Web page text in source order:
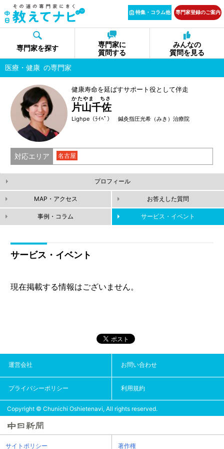
特集・コラム他 専門家登録のご案内
専門家を探す
専門家に
質問する
みんなの
質問を見る
医療・健康 の専門家
健康寿命を延ばすサポート役として伴走
片山千佐
かたやま ちさ
Lighpe（ﾗｲﾍﾟ） 鍼灸指圧光希（みき）治療院
対応エリア 名古屋
プロフィール
MAP・アクセス お答えした質問
事例・コラム サービス・イベント
サービス・イベント
現在掲載する情報はございません。
運営会社 お問い合わせ
プライバシーポリシー 利用規約
Copyright © Chunichi Oshietenavi, All rights reserved.
サイトポリシー 著作権